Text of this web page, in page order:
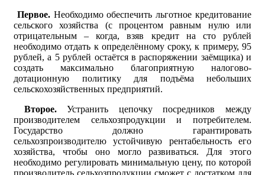
Первое.Необходимо обеспечить льготное кредитование
сельского хозяйства (с процентом равным нулю или
отрицательным – когда, взяв кредит на сто рублей
необходимо отдать к определённому сроку, к примеру, 95
рублей, а 5 рублей остаётся в распоряжении заёмщика) и
создать максимально благоприятную налогово-
дотационную политику для подъёма небольших
сельскохозяйственных предприятий.
Второе.Устранить цепочку посредников между
производителем сельхозпродукции и потребителем.
Государство должно гарантировать
сельхозпроизводителю устойчивую рентабельность его
хозяйства, чтобы оно могло развиваться. Для этого
необходимо регулировать минимальную цену, по которой
производитель сельхозпродукции сможет с достатком для